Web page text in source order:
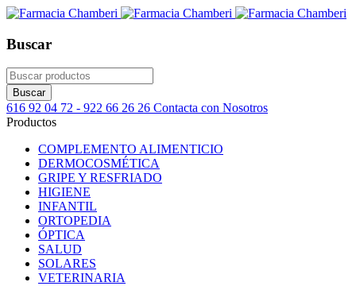
Buscar
616 92 04 72 - 922 66 26 26 Contacta con Nosotros
Productos
COMPLEMENTO ALIMENTICIO
DERMOCOSMÉTICA
GRIPE Y RESFRIADO
HIGIENE
INFANTIL
ORTOPEDIA
ÓPTICA
SALUD
SOLARES
VETERINARIA